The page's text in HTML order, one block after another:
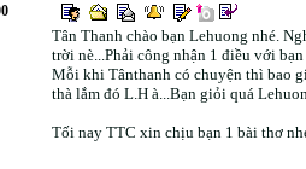
Tân Thanh chào bạn Lehuong nhé.
trời nè...Phải công nhận 1 điều với
Mỗi khi Tânthanh có chuyện thì bao
thà lắm đó L.H à...Bạn giỏi quá
Tối nay TTC xin chịu bạn 1 bài thơ